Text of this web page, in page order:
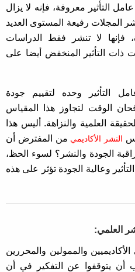
التأثير معروفة، فإنه لا يزال
المجلات رفيعة المستوى العديد
فإنها لا تنشر فقط الدراسات
ذات التأثير المنخفض أيضا على
التأثير وحده لتقييم جودة
الوقت لتجاوز هذا المقياس
العلمية والنزاهة. أليس هذا
النشر الأكاديمي من المفترض أن
الجودة والنشر؟ لسوء الحظ،
وعالية الجودة تؤثر على هذه
العلمي:
والممولين والمحررين
أن يتوقفوا عن التفكير في أن